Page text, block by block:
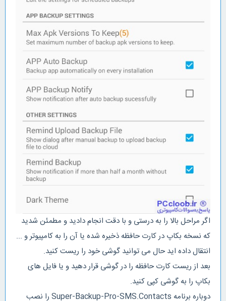
اگر مراحل بالا را به درستی و با دقت انجام دادید و مطمئن شدید
که نسخه بکاپ در کارت حافظه ذخیره شده یا آن را به کامپیوتر و ...
انتقال داده اید حال می توانید گوشی خود را ریست کنید.
بعد از ریست کارت حافظه را در گوشی قرار دهید و یا فایل های
بکاپ را به گوشی کپی کنید.
دوباره برنامه Super-Backup-Pro-SMS.Contacts را نصب